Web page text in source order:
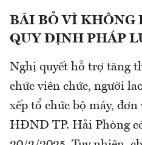
BÃI BỎ VÌ KHÔNG
QUY ĐỊNH PHÁP
Nghị quyết hỗ trợ tăng
chức viên chức, người
xếp tổ chức bộ máy,
HĐND TP. Hải Phòng